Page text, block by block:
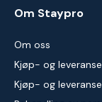
Om Staypro
Om oss
Kjøp- og
Kjøp- og